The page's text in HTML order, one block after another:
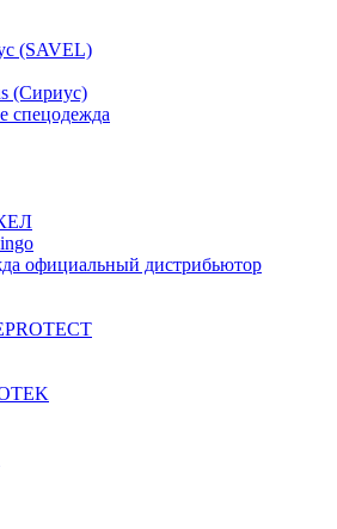
(SAVEL)
(Сириус)
спецодежда
официальный дистрибьютор